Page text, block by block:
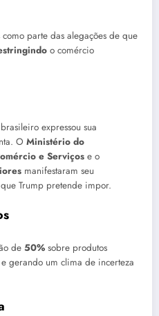
como parte das alegações de que
o comércio
expressou sua
O Ministério do
e Serviços e o
manifestaram seu
Trump pretende impor.
de 50% sobre produtos
gerando um clima de incerteza